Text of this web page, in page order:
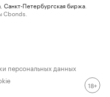
Санкт-Петербургская биржа
Cbonds.
персональных данных
18+